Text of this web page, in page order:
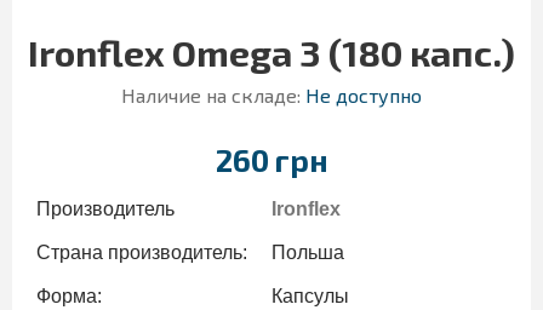
Ironflex Omega 3 (180 капс.)
Наличие на складе: Не доступно
260 грн
Производитель Ironflex
Страна производитель: Польша
Форма: Капсулы